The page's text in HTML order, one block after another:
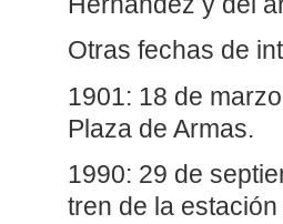
Otras fechas de
1901: 18 de
Plaza de Armas.
1990: 29 de
tren de la